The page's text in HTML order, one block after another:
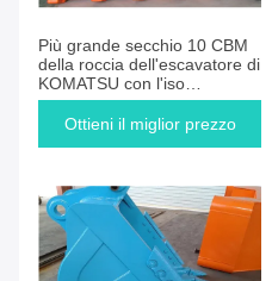
Più grande secchio 10 CBM
della roccia dell'escavatore di
KOMATSU con l'iso
certificato
Ottieni il miglior prezzo